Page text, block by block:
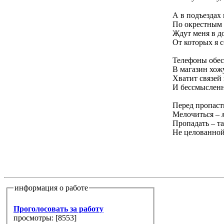
А в подъездах
По окрестным
Ждут меня в
От которых я
Телефоны
В магазин
Хватит
И
Перед
Мелочиться –
Пропадать –
Не
информация о работе
Проголосовать за работу
просмотры: [8553]